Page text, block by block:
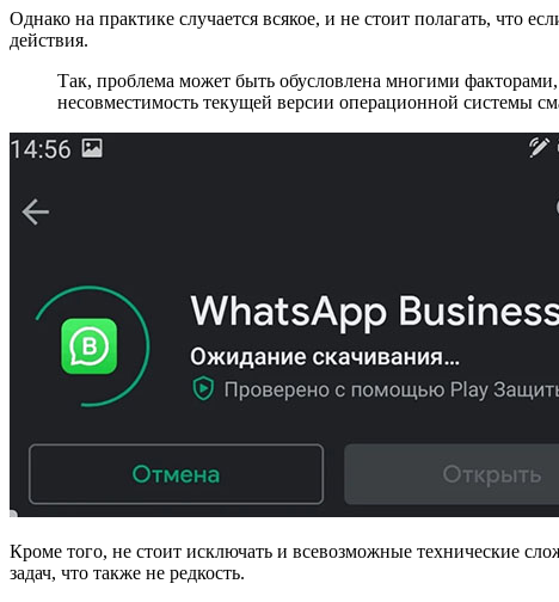
Однако на практике случается всякое, и не стоит полагать, что
действия.
Так, проблема может быть обусловлена многими
несовместимость текущей версии операционной системы
Кроме того, не стоит исключать и всевозможные технические
задач, что также не редкость.